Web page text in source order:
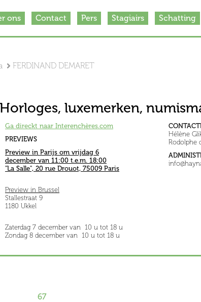
ons Contact Pers Stagiairs Schatting
FERDINAND DEMARET
luxemerken,
Ga direckt naar Interenchères.com
PREVIEWS
Preview in Parijs om vrijdag 6
december van 11:00 t.e.m. 18:00
"La Salle", 20 rue Drouot, 75009 Paris
Preview in Brussel
Stallestraat 9
1180 Ukkel
Zaterdag 7 december van 10 u tot 18 u
Zondag 8 december van 10 u tot 18 u
Hélène
Rodolphe
67